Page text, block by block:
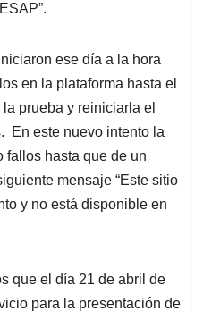
ese día a la hora
en la plataforma hasta el
prueba y reiniciarla el
En este nuevo intento la
fallos hasta que de un
mensaje “Este sitio
y no está disponible en
que el día 21 de abril de
para la presentación de